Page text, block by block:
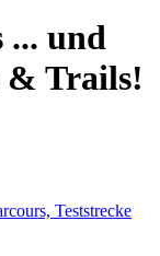
... und
& Trails!
Teststrecke